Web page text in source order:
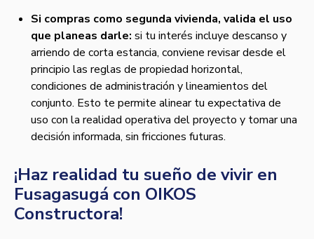
Si compras como segunda vivienda, valida el uso
que planeas darle: si tu interés incluye descanso y
arriendo de corta estancia, conviene revisar desde el
principio las reglas de propiedad horizontal,
condiciones de administración y lineamientos del
conjunto. Esto te permite alinear tu expectativa de
uso con la realidad operativa del proyecto y tomar una
decisión informada, sin fricciones futuras.
¡Haz realidad tu sueño de vivir en
Fusagasugá con OIKOS
Constructora!